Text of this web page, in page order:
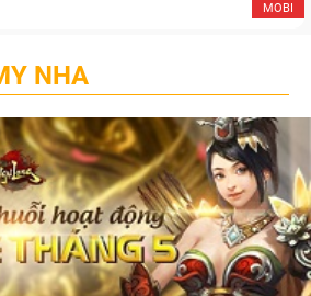
MOBI
NHA